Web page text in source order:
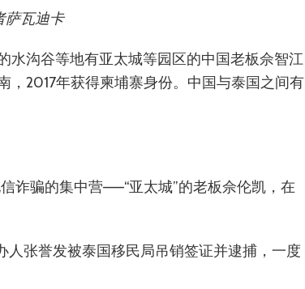
萨瓦迪卡
水沟谷等地有亚太城等园区的中国老板佘智江
，2017年获得柬埔寨身份。中国与泰国之间有
诈骗的集中营——“亚太城”的老板佘伦凯，在
人张誉发被泰国移民局吊销签证并逮捕，一度